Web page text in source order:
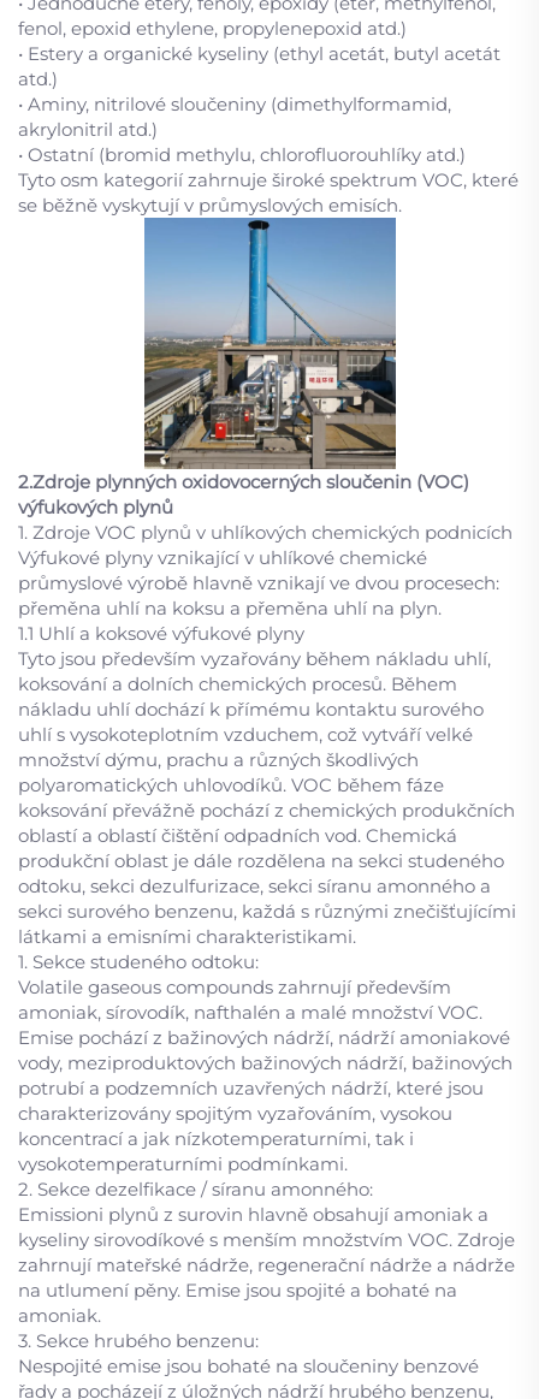
fenol, epoxid ethylene, propylenepoxid atd.)
• Estery a organické kyseliny (ethyl acetát, butyl acetát
atd.)
• Aminy, nitrilové sloučeniny (dimethylformamid,
akrylonitril atd.)
• Ostatní (bromid methylu, chlorofluorouhlíky atd.)
Tyto osm kategorií zahrnuje široké spektrum VOC, které
se běžně vyskytují v průmyslových emisích.
2.Zdroje plynných oxidovocerných sloučenin (VOC)
výfukových plynů
1. Zdroje VOC plynů v uhlíkových chemických podnicích
Výfukové plyny vznikající v uhlíkové chemické
průmyslové výrobě hlavně vznikají ve dvou procesech:
přeměna uhlí na koksu a přeměna uhlí na plyn.
1.1 Uhlí a koksové výfukové plyny
Tyto jsou především vyzařovány během nákladu uhlí,
koksování a dolních chemických procesů. Během
nákladu uhlí dochází k přímému kontaktu surového
uhlí s vysokoteplotním vzduchem, což vytváří velké
množství dýmu, prachu a různých škodlivých
polyaromatických uhlovodíků. VOC během fáze
koksování převážně pochází z chemických produkčních
oblastí a oblastí čištění odpadních vod. Chemická
produkční oblast je dále rozdělena na sekci studeného
odtoku, sekci dezulfurizace, sekci síranu amonného a
sekci surového benzenu, každá s různými znečišťujícími
látkami a emisními charakteristikami.
1. Sekce studeného odtoku:
Volatile gaseous compounds zahrnují především
amoniak, sírovodík, nafthalén a malé množství VOC.
Emise pochází z bažinových nádrží, nádrží amoniakové
vody, meziproduktových bažinových nádrží, bažinových
potrubí a podzemních uzavřených nádrží, které jsou
charakterizovány spojitým vyzařováním, vysokou
koncentrací a jak nízkotemperaturními, tak i
vysokotemperaturními podmínkami.
2. Sekce dezelfikace / síranu amonného:
Emissioni plynů z surovin hlavně obsahují amoniak a
kyseliny sirovodíkové s menším množstvím VOC. Zdroje
zahrnují mateřské nádrže, regenerační nádrže a nádrže
na utlumení pěny. Emise jsou spojité a bohaté na
amoniak.
3. Sekce hrubého benzenu:
Nespojité emise jsou bohaté na sloučeniny benzové
řady a pocházejí z úložných nádrží hrubého benzenu,